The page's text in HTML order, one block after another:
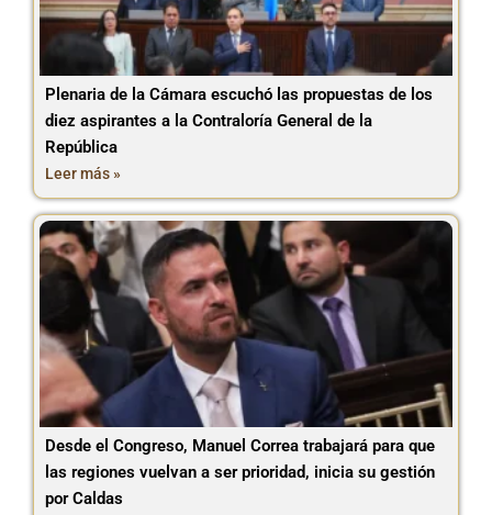
Plenaria de la Cámara escuchó las propuestas de los
diez aspirantes a la Contraloría General de la
República
Leer más »
Desde el Congreso, Manuel Correa trabajará para que
las regiones vuelvan a ser prioridad, inicia su gestión
por Caldas